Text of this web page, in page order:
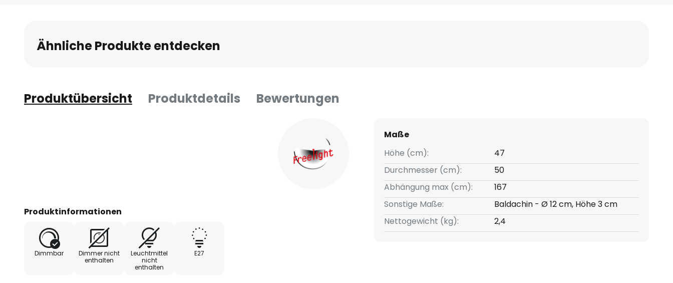
Ähnliche Produkte entdecken
Produktübersicht Produktdetails Bewertungen
Produktinformationen
Dimmbar
Dimmer nicht
enthalten
Leuchtmittel
nicht
enthalten
E27
Maße
Höhe (cm):
47
Durchmesser (cm):
50
Abhängung max (cm):
167
Sonstige Maße:
Baldachin - Ø 12 cm, Höhe 3 cm
Nettogewicht (kg):
2,4